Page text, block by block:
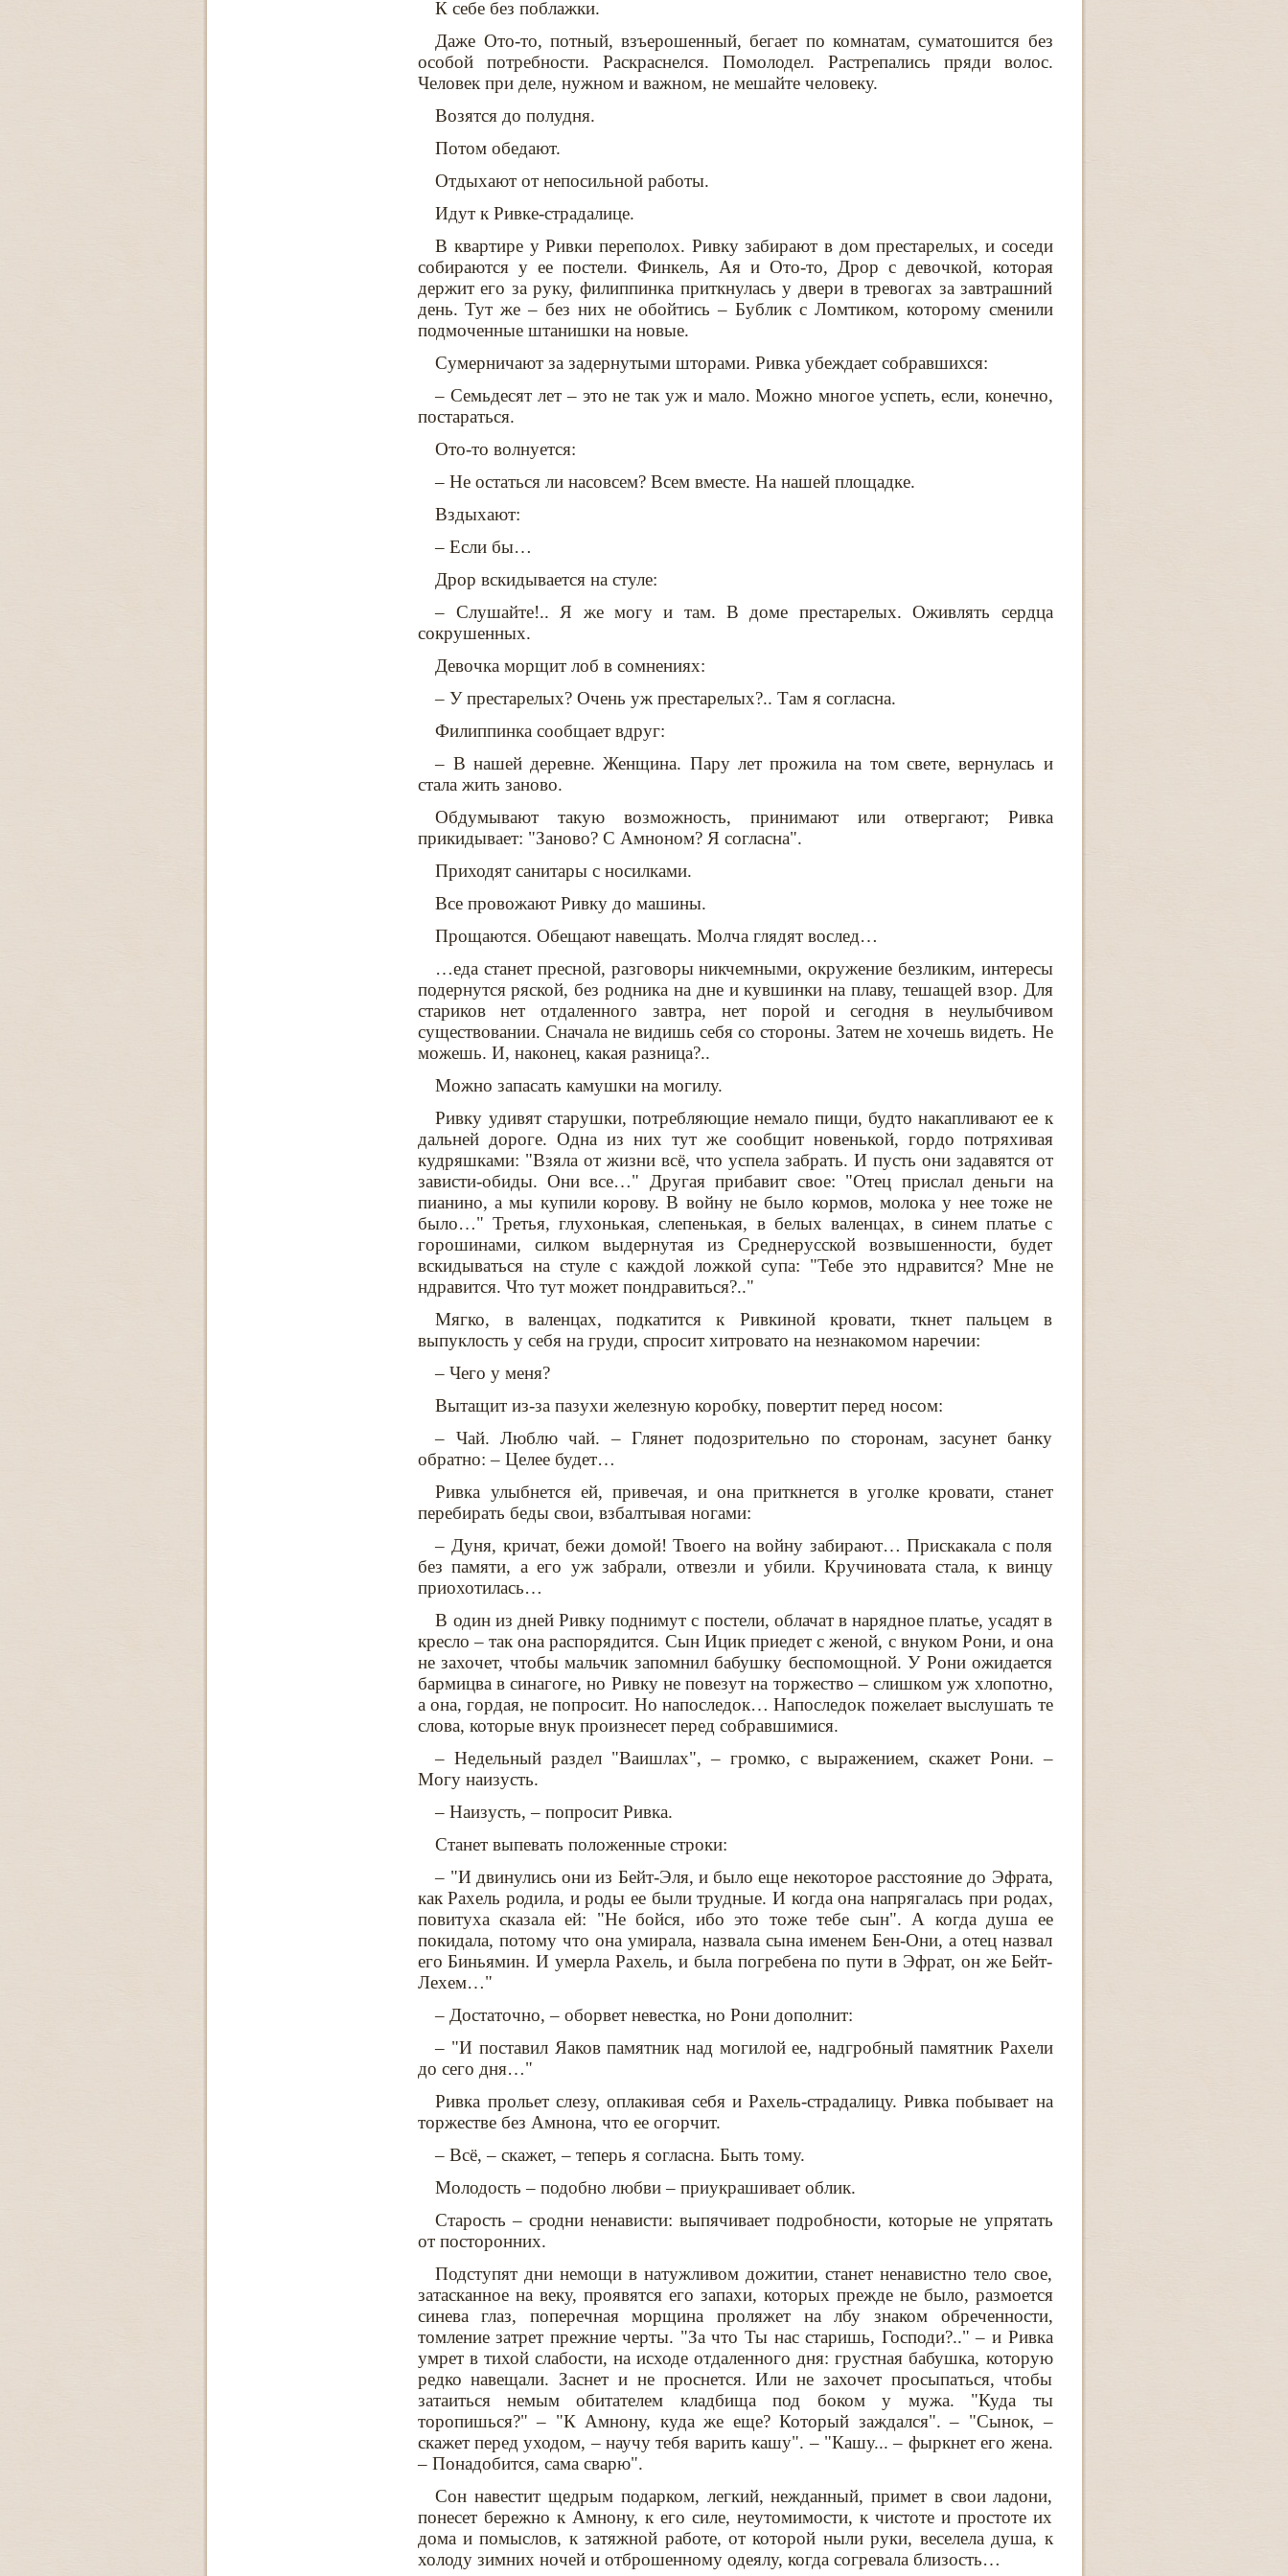
К себе без поблажки.
Даже Ото-то, потный, взъерошенный, бегает по комнатам, суматошится без
особой потребности. Раскраснелся. Помолодел. Растрепались пряди волос.
Человек при деле, нужном и важном, не мешайте человеку.
Возятся до полудня.
Потом обедают.
Отдыхают от непосильной работы.
Идут к Ривке-страдалице.
В квартире у Ривки переполох. Ривку забирают в дом престарелых, и соседи
собираются у ее постели. Финкель, Ая и Ото-то, Дрор с девочкой, которая
держит его за руку, филиппинка приткнулась у двери в тревогах за завтрашний
день. Тут же – без них не обойтись – Бублик с Ломтиком, которому сменили
подмоченные штанишки на новые.
Сумерничают за задернутыми шторами. Ривка убеждает собравшихся:
– Семьдесят лет – это не так уж и мало. Можно многое успеть, если, конечно,
постараться.
Ото-то волнуется:
– Не остаться ли насовсем? Всем вместе. На нашей площадке.
Вздыхают:
– Если бы…
Дрор вскидывается на стуле:
– Слушайте!.. Я же могу и там. В доме престарелых. Оживлять сердца
сокрушенных.
Девочка морщит лоб в сомнениях:
– У престарелых? Очень уж престарелых?.. Там я согласна.
Филиппинка сообщает вдруг:
– В нашей деревне. Женщина. Пару лет прожила на том свете, вернулась и
стала жить заново.
Обдумывают такую возможность, принимают или отвергают; Ривка
прикидывает: "Заново? С Амноном? Я согласна".
Приходят санитары с носилками.
Все провожают Ривку до машины.
Прощаются. Обещают навещать. Молча глядят вослед…
…еда станет пресной, разговоры никчемными, окружение безликим, интересы
подернутся ряской, без родника на дне и кувшинки на плаву, тешащей взор. Для
стариков нет отдаленного завтра, нет порой и сегодня в неулыбчивом
существовании. Сначала не видишь себя со стороны. Затем не хочешь видеть. Не
можешь. И, наконец, какая разница?..
Можно запасать камушки на могилу.
Ривку удивят старушки, потребляющие немало пищи, будто накапливают ее к
дальней дороге. Одна из них тут же сообщит новенькой, гордо потряхивая
кудряшками: "Взяла от жизни всё, что успела забрать. И пусть они задавятся от
зависти-обиды. Они все…" Другая прибавит свое: "Отец прислал деньги на
пианино, а мы купили корову. В войну не было кормов, молока у нее тоже не
было…" Третья, глухонькая, слепенькая, в белых валенцах, в синем платье с
горошинами, силком выдернутая из Среднерусской возвышенности, будет
вскидываться на стуле с каждой ложкой супа: "Тебе это ндравится? Мне не
ндравится. Что тут может пондравиться?.."
Мягко, в валенцах, подкатится к Ривкиной кровати, ткнет пальцем в
выпуклость у себя на груди, спросит хитровато на незнакомом наречии:
– Чего у меня?
Вытащит из-за пазухи железную коробку, повертит перед носом:
– Чай. Люблю чай. – Глянет подозрительно по сторонам, засунет банку
обратно: – Целее будет…
Ривка улыбнется ей, привечая, и она приткнется в уголке кровати, станет
перебирать беды свои, взбалтывая ногами:
– Дуня, кричат, бежи домой! Твоего на войну забирают… Прискакала с поля
без памяти, а его уж забрали, отвезли и убили. Кручиновата стала, к винцу
приохотилась…
В один из дней Ривку поднимут с постели, облачат в нарядное платье, усадят в
кресло – так она распорядится. Сын Ицик приедет с женой, с внуком Рони, и она
не захочет, чтобы мальчик запомнил бабушку беспомощной. У Рони ожидается
бармицва в синагоге, но Ривку не повезут на торжество – слишком уж хлопотно,
а она, гордая, не попросит. Но напоследок… Напоследок пожелает выслушать те
слова, которые внук произнесет перед собравшимися.
– Недельный раздел "Ваишлах", – громко, с выражением, скажет Рони. –
Могу наизусть.
– Наизусть, – попросит Ривка.
Станет выпевать положенные строки:
– "И двинулись они из Бейт-Эля, и было еще некоторое расстояние до Эфрата,
как Рахель родила, и роды ее были трудные. И когда она напрягалась при родах,
повитуха сказала ей: "Не бойся, ибо это тоже тебе сын". А когда душа ее
покидала, потому что она умирала, назвала сына именем Бен-Они, а отец назвал
его Биньямин. И умерла Рахель, и была погребена по пути в Эфрат, он же Бейт-
Лехем…"
– Достаточно, – оборвет невестка, но Рони дополнит:
– "И поставил Яаков памятник над могилой ее, надгробный памятник Рахели
до сего дня…"
Ривка прольет слезу, оплакивая себя и Рахель-страдалицу. Ривка побывает на
торжестве без Амнона, что ее огорчит.
– Всё, – скажет, – теперь я согласна. Быть тому.
Молодость – подобно любви – приукрашивает облик.
Старость – сродни ненависти: выпячивает подробности, которые не упрятать
от посторонних.
Подступят дни немощи в натужливом дожитии, станет ненавистно тело свое,
затасканное на веку, проявятся его запахи, которых прежде не было, размоется
синева глаз, поперечная морщина проляжет на лбу знаком обреченности,
томление затрет прежние черты. "За что Ты нас старишь, Господи?.." – и Ривка
умрет в тихой слабости, на исходе отдаленного дня: грустная бабушка, которую
редко навещали. Заснет и не проснется. Или не захочет просыпаться, чтобы
затаиться немым обитателем кладбища под боком у мужа. "Куда ты
торопишься?" – "К Амнону, куда же еще? Который заждался". – "Сынок, –
скажет перед уходом, – научу тебя варить кашу". – "Кашу... – фыркнет его жена.
– Понадобится, сама сварю".
Сон навестит щедрым подарком, легкий, нежданный, примет в свои ладони,
понесет бережно к Амнону, к его силе, неутомимости, к чистоте и простоте их
дома и помыслов, к затяжной работе, от которой ныли руки, веселела душа, к
холоду зимних ночей и отброшенному одеялу, когда согревала близость…